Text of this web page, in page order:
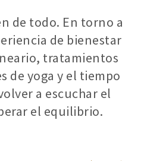
de todo. En torno a
de bienestar
tratamientos
de yoga y el tiempo
a escuchar el
el equilibrio.